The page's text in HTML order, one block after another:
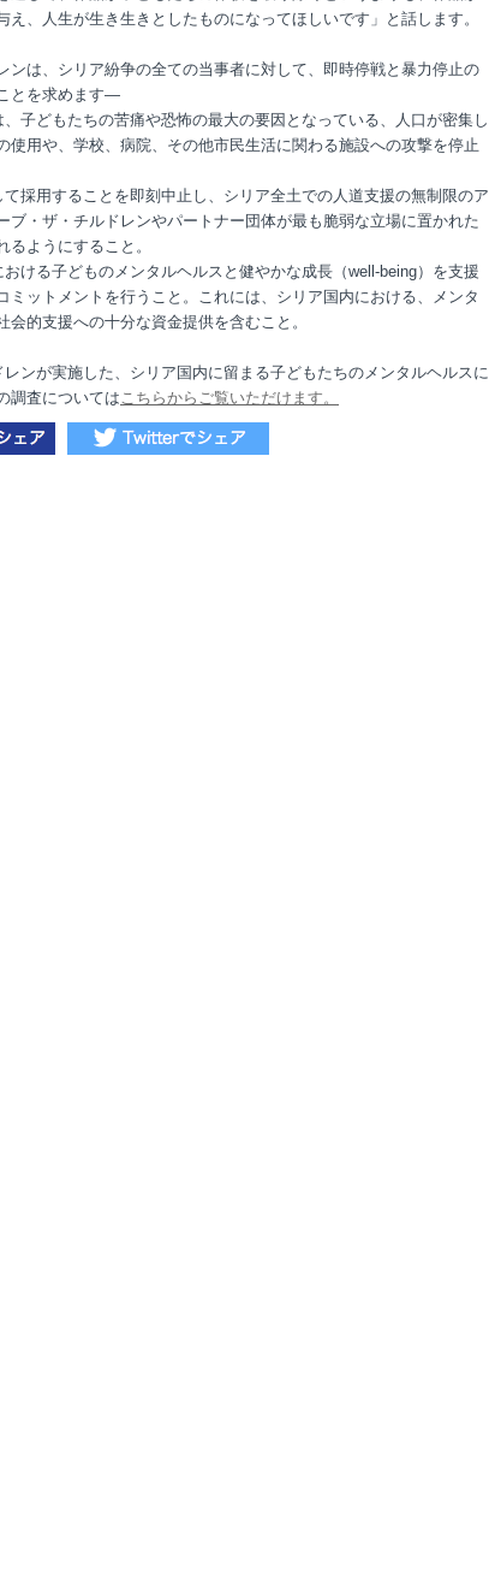
え、人生が生き生きとしたものになってほしいです」と話します。
ンは、シリア紛争の全ての当事者に対して、即時停戦と暴力停止の
とを求めます―
子どもたちの苦痛や恐怖の最大の要因となっている、人口が密集し
使用や、学校、病院、その他市民生活に関わる施設への攻撃を停止
採用することを即刻中止し、シリア全土での人道支援の無制限のア
ブ・ザ・チルドレンやパートナー団体が最も脆弱な立場に置かれた
るようにすること。
ける子どものメンタルヘルスと健やかな成長（well-being）を支援
ミットメントを行うこと。これには、シリア国内における、メンタ
会的支援への十分な資金提供を含むこと。
ンが実施した、 シリア国内に留まる子どもたちのメンタルヘルスに
調査についてはこちらからご覧いただけます。